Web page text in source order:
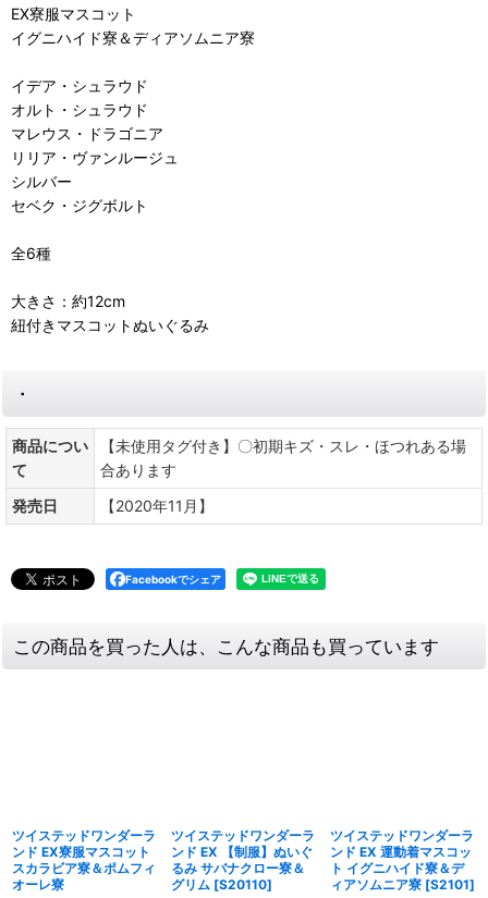
EX寮服マスコット
イグニハイド寮＆ディアソムニア寮
イデア・シュラウド
オルト・シュラウド
マレウス・ドラゴニア
リリア・ヴァンルージュ
シルバー
セベク・ジグボルト
全6種
大きさ：約12cm
紐付きマスコットぬいぐるみ
・
商品につい
て
【未使用タグ付き】〇初期キズ・スレ・ほつれある場
合あります
発売日
【2020年11月】
Facebookでシェア
この商品を買った人は、こんな商品も買っています
ツイステッドワンダーラ
ンド EX寮服マスコット
スカラビア寮＆ポムフィ
オーレ寮
ツイステッドワンダーラ
ンド EX 【制服】ぬいぐ
るみ サバナクロー寮＆
グリム [S20110]
ツイステッドワンダーラ
ンド EX 運動着マスコッ
ト イグニハイド寮＆デ
ィアソムニア寮 [S2101]